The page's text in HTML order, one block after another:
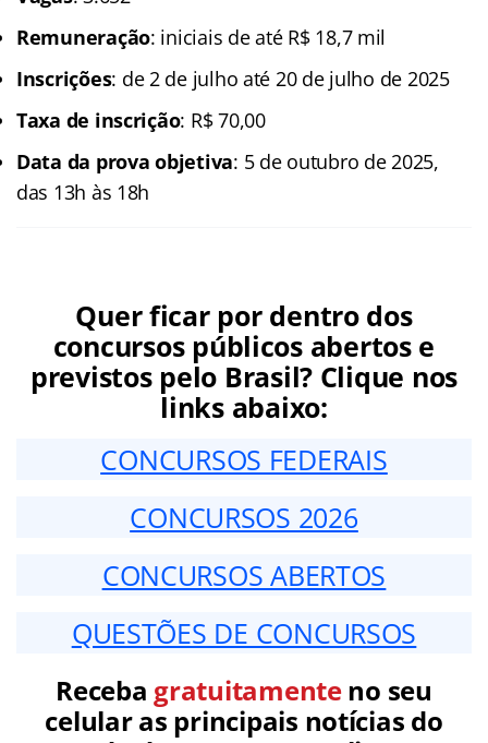
Remuneração: iniciais de até R$ 18,7 mil
Inscrições: de 2 de julho até 20 de julho de 2025
Taxa de inscrição: R$ 70,00
Data da prova objetiva: 5 de outubro de 2025,
das 13h às 18h
Quer ficar por dentro dos
concursos públicos abertos e
previstos pelo Brasil? Clique nos
links abaixo:
CONCURSOS FEDERAIS
CONCURSOS 2026
CONCURSOS ABERTOS
QUESTÕES DE CONCURSOS
Receba gratuitamenteno seu
celular as principais notícias do